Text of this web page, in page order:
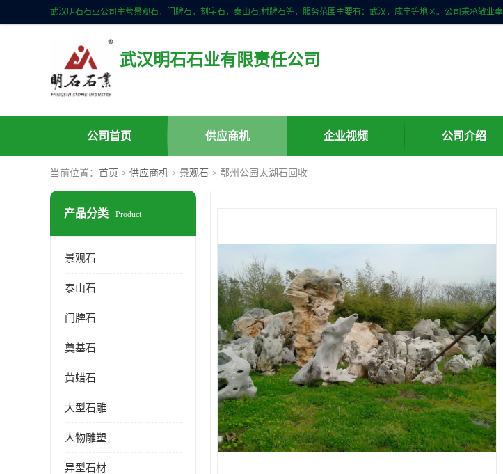
武汉明石石业有限责任公司
公司首页 供应商机 企业视频 公司介绍
当前位置： 首页 > 供应商机 > 景观石 > 鄂州公园太湖石回收
产品分类 Product
景观石
泰山石
门牌石
奠基石
黄蜡石
大型石雕
人物雕塑
异型石材